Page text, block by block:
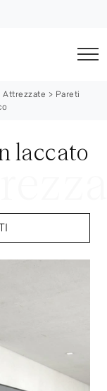
Attrezzate > Pareti
laccato